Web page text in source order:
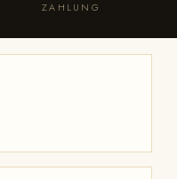
ZAHLUNG